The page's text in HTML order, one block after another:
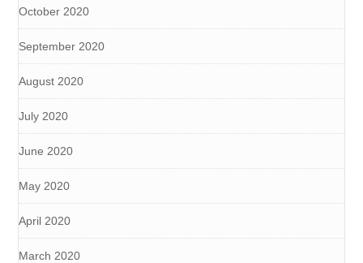
October 2020
September 2020
August 2020
July 2020
June 2020
May 2020
April 2020
March 2020